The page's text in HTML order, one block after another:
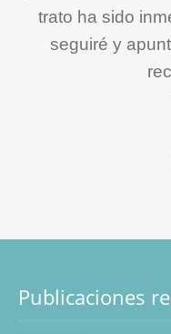
trato ha sido
seguiré y
Publicaciones